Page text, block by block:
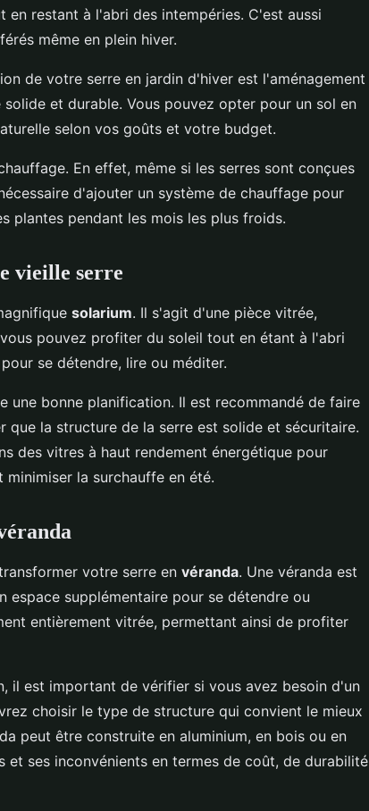
restant à l'abri des intempéries. C'est aussi
même en plein hiver.
de votre serre en jardin d'hiver est l'aménagement
et durable. Vous pouvez opter pour un sol en
selon vos goûts et votre budget.
En effet, même si les serres sont conçues
d'ajouter un système de chauffage pour
plantes pendant les mois les plus froids.
vieille serre
solarium. Il s'agit d'une pièce vitrée,
pouvez profiter du soleil tout en étant à l'abri
se détendre, lire ou méditer.
une bonne planification. Il est recommandé de faire
que la structure de la serre est solide et sécuritaire.
des vitres à haut rendement énergétique pour
la surchauffe en été.
votre serre en véranda. Une véranda est
espace supplémentaire pour se détendre ou
entièrement vitrée, permettant ainsi de profiter
il est important de vérifier si vous avez besoin d'un
choisir le type de structure qui convient le mieux
peut être construite en aluminium, en bois ou en
et ses inconvénients en termes de coût, de durabilité